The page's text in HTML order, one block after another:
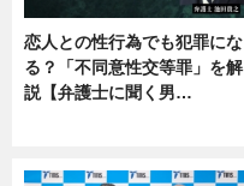
恋人との性行為でも犯罪にな
る？「不同意性交等罪」を解
説【弁護士に聞く男…